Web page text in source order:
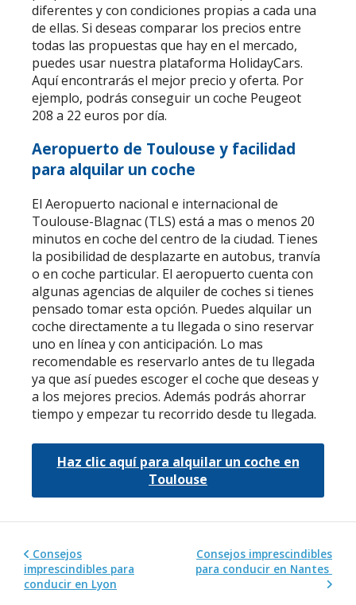
diferentes y con condiciones propias a cada una
de ellas. Si deseas comparar los precios entre
todas las propuestas que hay en el mercado,
puedes usar nuestra plataforma HolidayCars.
Aquí encontrarás el mejor precio y oferta. Por
ejemplo, podrás conseguir un coche Peugeot
208 a 22 euros por día.
Aeropuerto de Toulouse y facilidad
para alquilar un coche
El Aeropuerto nacional e internacional de
Toulouse-Blagnac (TLS) está a mas o menos 20
minutos en coche del centro de la ciudad. Tienes
la posibilidad de desplazarte en autobus, tranvía
o en coche particular. El aeropuerto cuenta con
algunas agencias de alquiler de coches si tienes
pensado tomar esta opción. Puedes alquilar un
coche directamente a tu llegada o sino reservar
uno en línea y con anticipación. Lo mas
recomendable es reservarlo antes de tu llegada
ya que así puedes escoger el coche que deseas y
a los mejores precios. Además podrás ahorrar
tiempo y empezar tu recorrido desde tu llegada.
Haz clic aquí para alquilar un coche en
Toulouse
Consejos
imprescindibles para
conducir en Lyon
Consejos imprescindibles
para conducir en Nantes